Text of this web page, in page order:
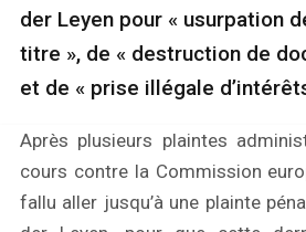
der Leyen pour « usurpation
titre », de « destruction de
et de « prise illégale
Après plusieurs plaintes
cours contre la Commission
fallu aller jusqu’à une plainte